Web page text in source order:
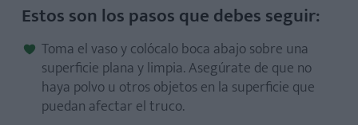
Estos son los pasos que debes seguir:
Toma el vaso y colócalo boca abajo sobre una
superficie plana y limpia. Asegúrate de que no
haya polvo u otros objetos en la superficie que
puedan afectar el truco.